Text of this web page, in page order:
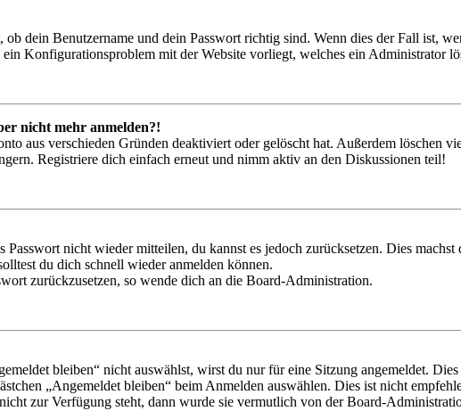
dein Benutzername und dein Passwort richtig sind. Wenn dies der Fall ist,
Konfigurationsproblem mit der Website vorliegt, welches ein Administrator
nicht mehr anmelden?!
aus verschieden Gründen deaktiviert oder gelöscht hat. Außerdem löschen
Registriere dich einfach erneut und nimm aktiv an den Diskussionen teil!
nicht wieder mitteilen, du kannst es jedoch zurücksetzen. Dies
du dich schnell wieder anmelden können.
zurückzusetzen, so wende dich an die Board-Administration.
bleiben“ nicht auswählst, wirst du nur für eine Sitzung angemeldet.
„Angemeldet bleiben“ beim Anmelden auswählen. Dies ist nicht
zur Verfügung steht, dann wurde sie vermutlich von der Board-